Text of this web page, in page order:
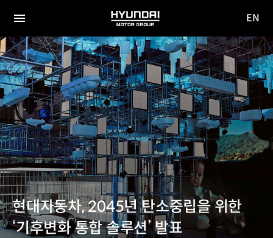
전체
메뉴
HYUNDAI
MOTOR
GROUP
사이
이동
EN
현대자동차, 2045년 탄소중립을 위한
‘기후변화 통합 솔루션’ 발표